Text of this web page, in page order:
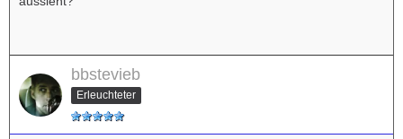
bbstevieb
Erleuchteter